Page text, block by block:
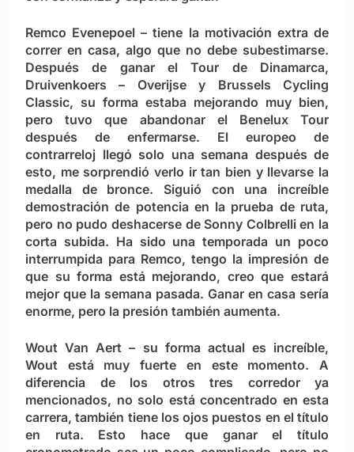
Remco Evenepoel – tiene la motivación extra de
correr en casa, algo que no debe subestimarse.
Después de ganar el Tour de Dinamarca,
Druivenkoers – Overijse y Brussels Cycling
Classic, su forma estaba mejorando muy bien,
pero tuvo que abandonar el Benelux Tour
después de enfermarse. El europeo de
contrarreloj llegó solo una semana después de
esto, me sorprendió verlo ir tan bien y llevarse la
medalla de bronce. Siguió con una increíble
demostración de potencia en la prueba de ruta,
pero no pudo deshacerse de Sonny Colbrelli en la
corta subida. Ha sido una temporada un poco
interrumpida para Remco, tengo la impresión de
que su forma está mejorando, creo que estará
mejor que la semana pasada. Ganar en casa sería
enorme, pero la presión también aumenta.
Wout Van Aert – su forma actual es increíble,
Wout está muy fuerte en este momento. A
diferencia de los otros tres corredor ya
mencionados, no solo está concentrado en esta
carrera, también tiene los ojos puestos en el título
en ruta. Esto hace que ganar el título